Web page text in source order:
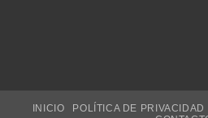
INICIO POLÍTICA DE PRIVACIDAD